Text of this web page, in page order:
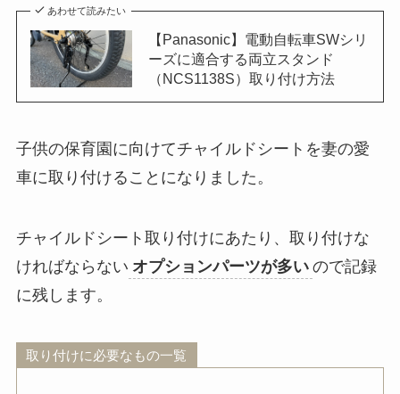
あわせて読みたい
【Panasonic】電動自転車SWシリ
ーズに適合する両立スタンド
（NCS1138S）取り付け方法
子供の保育園に向けてチャイルドシートを妻の愛
車に取り付けることになりました。
チャイルドシート取り付けにあたり、取り付けな
ければならない オプションパーツが多い ので記録
に残します。
取り付けに必要なもの一覧